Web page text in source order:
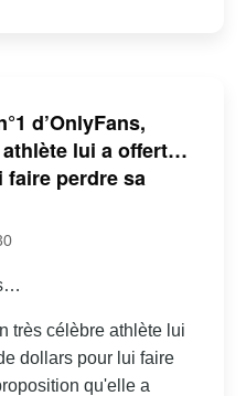
d’OnlyFans,
athlète lui a offert…
perdre sa
très célèbre athlète lui
dollars pour lui faire
qu'elle a